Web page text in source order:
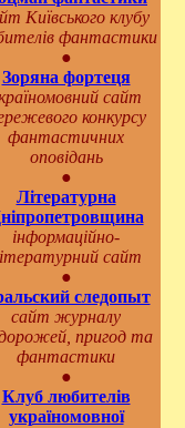
Київського клубу
фантастики
●
Зоряна фортеця
сайт
конкурсу
фантастичних
оповідань
●
Літературна
інформаційно-
сайт
●
следопыт
сайт журналу
пригод та
фантастики
●
Клуб любителів
україномовної